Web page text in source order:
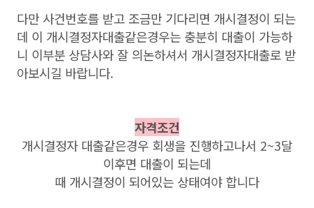
다만 사건번호를 받고 조금만 기다리면 개시결정이 되는
데 이 개시결정자대출같은경우는 충분히 대출이 가능하
니 이부분 상담사와 잘 의논하셔서 개시결정자대출로 받
아보시길 바랍니다.
자격조건
개시결정자 대출같은경우 회생을 진행하고나서 2~3달
이후면 대출이 되는데
때 개시결정이 되어있는 상태여야 합니다